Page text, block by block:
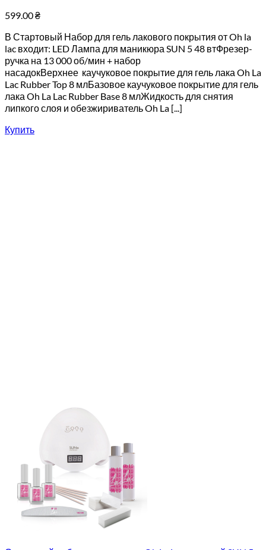
599.00₴
В Стартовый Набор для гель лакового покрытия от Oh la
lac входит: LED Лампа для маникюра SUN 5 48 втФрезер-
ручка на 13 000 об/мин + набор
насадокВерхнее каучуковое покрытие для гель лака Oh La
Lac Rubber Top 8 млБазовое каучуковое покрытие для гель
лака Oh La Lac Rubber Base 8 млЖидкость для снятия
липкого слоя и обезжириватель Oh La [...]
Купить